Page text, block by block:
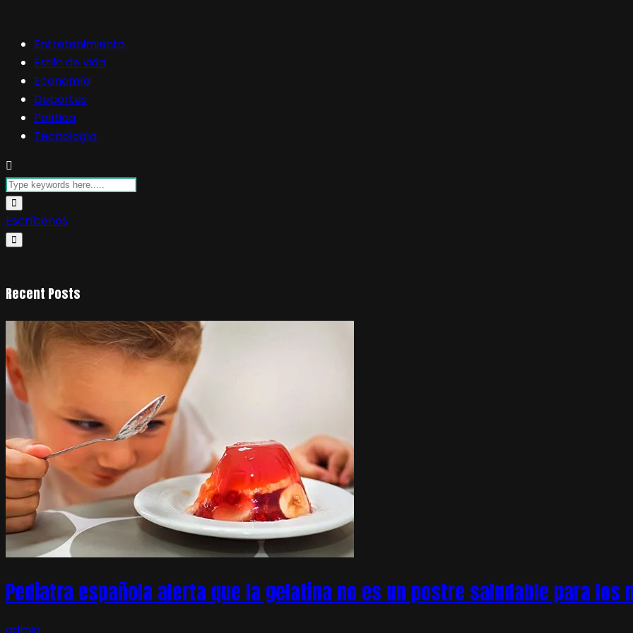
Entretenimiento
Estilo de vida
Economía
Deportes
Política
Tecnología
Escríbenos
Recent Posts
Pediatra española alerta que la gelatina no es un postre saludable para los